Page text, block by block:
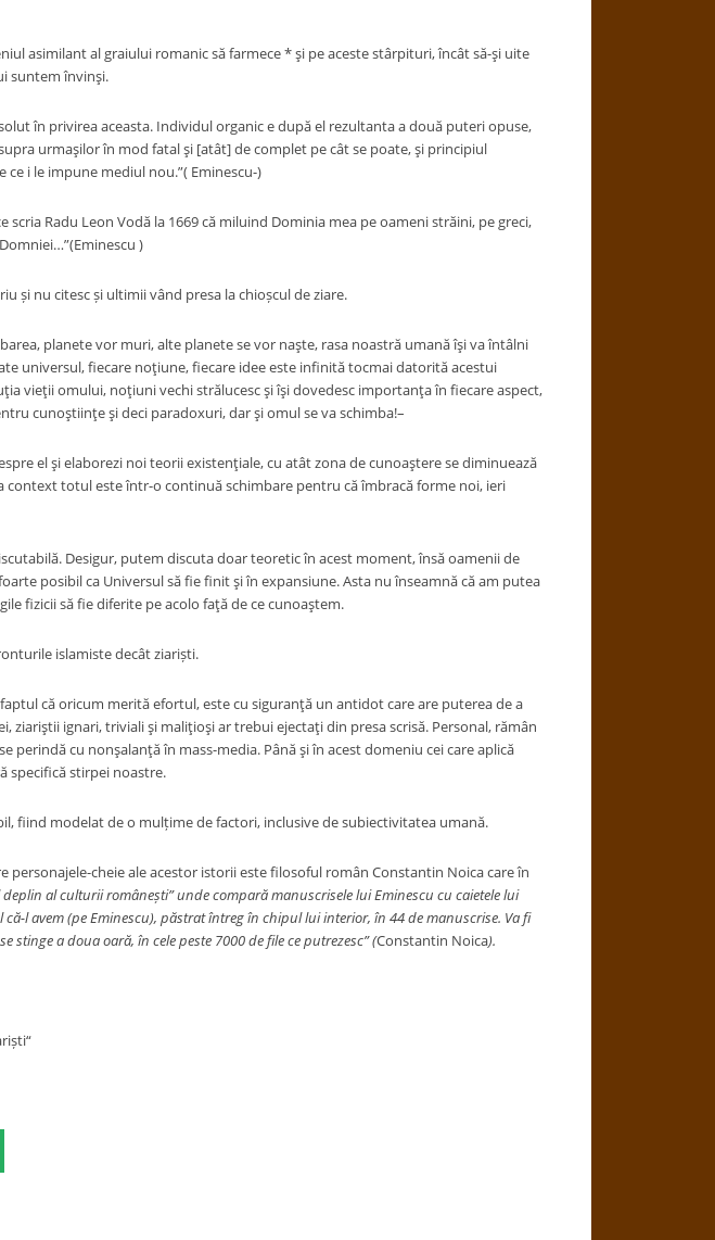
asimilant al graiului romanic să farmece * şi pe aceste stârpituri, încât să-şi uite
suntem învinşi.
în privirea aceasta. Individul organic e după el rezultanta a două puteri opuse,
urmaşilor în mod fatal şi [atât] de complet pe cât se poate, şi principiul
i le impune mediul nou.”( Eminescu-)
scria Radu Leon Vodă la 1669 că miluind Dominia mea pe oameni străini, pe greci,
)
și nu citesc și ultimii vând presa la chioșcul de ziare.
planete vor muri, alte planete se vor naşte, rasa noastră umană îşi va întâlni
universul, fiecare noţiune, fiecare idee este infinită tocmai datorită acestui
vieţii omului, noţiuni vechi strălucesc şi îşi dovedesc importanţa în fiecare aspect,
cunoştiinţe şi deci paradoxuri, dar şi omul se va schimba!–
el şi elaborezi noi teorii existenţiale, cu atât zona de cunoaştere se diminuează
totul este într-o continuă schimbare pentru că îmbracă forme noi, ieri
Desigur, putem discuta doar teoretic în acest moment, însă oamenii de
posibil ca Universul să fie finit şi în expansiune. Asta nu înseamnă că am putea
fizicii să fie diferite pe acolo faţă de ce cunoaştem.
islamiste decât ziariști.
că oricum merită efortul, este cu siguranţă un antidot care are puterea de a
ignari, triviali şi maliţioşi ar trebui ejectaţi din presa scrisă. Personal, rămân
perindă cu nonşalanţă în mass-media. Până şi în acest domeniu cei care aplică
specifică stirpei noastre.
fiind modelat de o mulțime de factori, inclusive de subiectivitatea umană.
personajele-cheie ale acestor istorii este filosoful român Constantin Noica care în
al culturii românești” unde compară manuscrisele lui Eminescu cu caietele lui
că-l avem (pe Eminescu), păstrat întreg în chipul lui interior, în 44 de manuscrise. Va fi
a doua oară, în cele peste 7000 de file ce putrezesc” (Constantin Noica).